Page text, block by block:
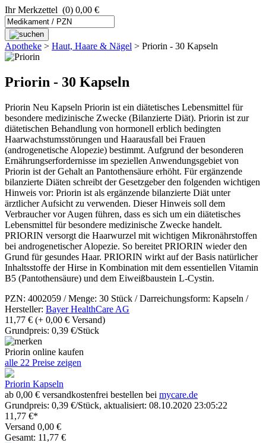
Ihr Merkzettel (0) 0,00 €
Apotheke > Haut, Haare & Nägel > Priorin - 30 Kapseln
Priorin - 30 Kapseln
Priorin Neu Kapseln Priorin ist ein diätetisches Lebensmittel für
besondere medizinische Zwecke (Bilanzierte Diät). Priorin ist zur
diätetischen Behandlung von hormonell erblich bedingten
Haarwachstumsstörungen und Haarausfall bei Frauen
(androgenetische Alopezie) bestimmt. Aufgrund der besonderen
Ernährungserfordernisse im speziellen Anwendungsgebiet von
Priorin ist der Gehalt an Pantothensäure erhöht. Für ergänzende
bilanzierte Diäten schreibt der Gesetzgeber den folgenden wichtigen
Hinweis vor: Priorin ist als ergänzende bilanzierte Diät unter
ärztlicher Aufsicht zu verwenden. Dieser Hinweis soll dem
Verbraucher vor Augen führen, dass es sich um ein diätetisches
Lebensmittel für besondere medizinische Zwecke handelt.
PRIORIN versorgt die Haarwurzel mit wichtigen Mikronährstoffen
bei androgenetischer Alopezie. So bereitet PRIORIN wieder den
Grund für gesundes Haar. PRIORIN wirkt auf der Basis natürlicher
Inhaltsstoffe der Hirse in Kombination mit dem essentiellen Vitamin
B5 (Pantothensäure) und dem Eiweißbaustein L-Cystin.
PZN: 4002059 / Menge: 30 Stück / Darreichungsform: Kapseln /
Hersteller: Bayer HealthCare AG
11,77 € (+ 0,00 € Versand)
Grundpreis: 0,39 €/Stück
Priorin online kaufen
alle 22 Preise zeigen
Priorin Kapseln
ab 0,00 € versandkostenfrei bestellen bei mycare.de
Grundpreis: 0,39 €/Stück, aktualisiert: 08.10.2020 23:05:22
11,77 €*
Versand 0,00 €
Gesamt: 11,77 €